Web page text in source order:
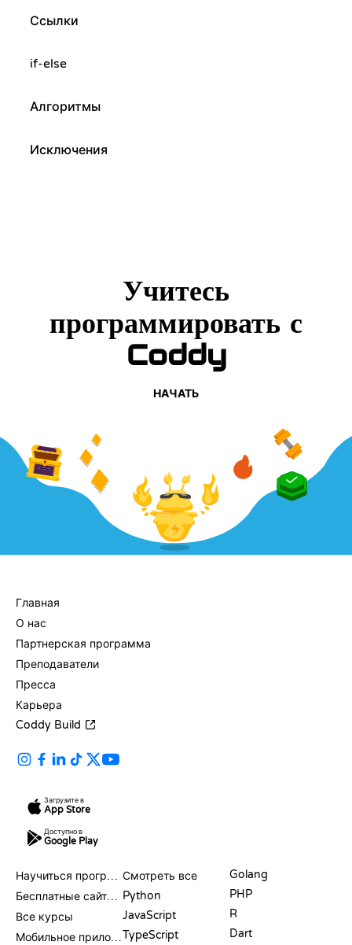
Ссылки
if-else
Алгоритмы
Исключения
Учитесь
программировать с
Coddy
НАЧАТЬ
Главная
О нас
Партнерская программа
Преподаватели
Пресса
Карьера
Coddy Build
Загрузите в
App Store
Доступно в
Google Play
Научиться программировать
Бесплатные сайты для программирования
Все курсы
Мобильное приложение
Смотреть все
Python
JavaScript
TypeScript
Golang
PHP
R
Dart